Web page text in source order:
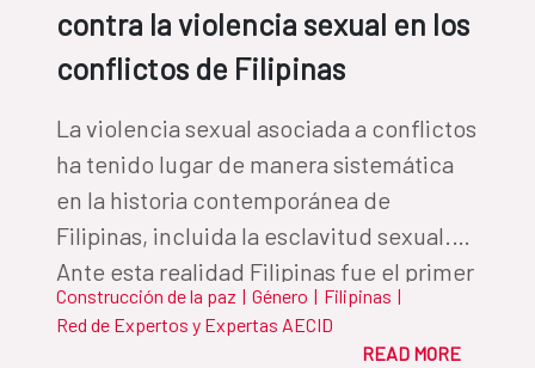
contra la violencia sexual en los
conflictos de Filipinas
La violencia sexual asociada a conflictos
ha tenido lugar de manera sistemática
en la historia contemporánea de
Filipinas, incluida la esclavitud sexual.
Ante esta realidad Filipinas fue el primer
país del Sudeste Asiático en publicar un
Plan de Acción Nacional sobre Mujer,
Construcción de la paz | Género | Filipinas |
Red de Expertos y Expertas AECID
READ MORE